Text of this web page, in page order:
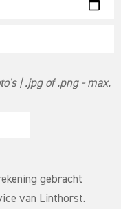
| .jpg of .png - max.
gebracht
van Linthorst.